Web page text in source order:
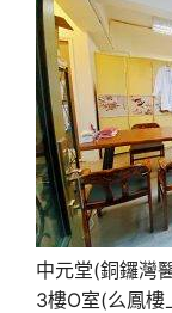
中元堂(銅鑼灣
3樓O室(么鳳樓